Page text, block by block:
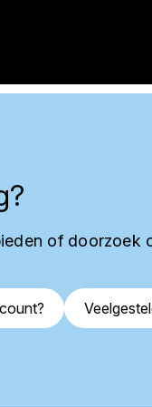
of doorzoek